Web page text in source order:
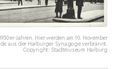
Jahren. Hier werden am 10. November
aus der Harburger Synagoge verbrannt.
Copyright: Stadtmuseum Harburg